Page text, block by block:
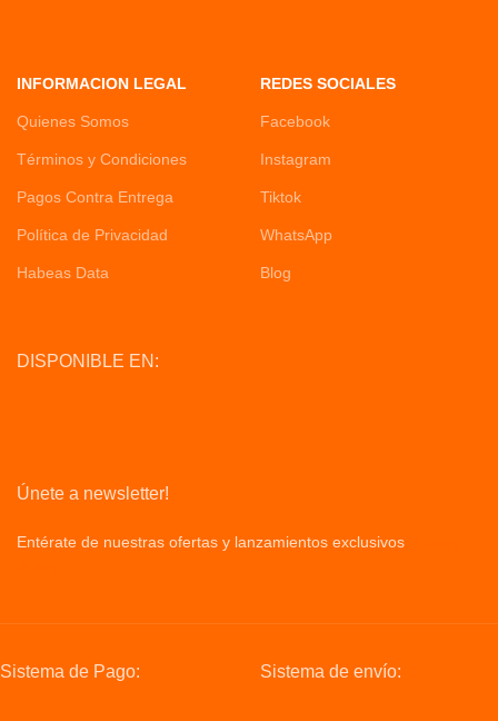
INFORMACION LEGAL
Quienes Somos
Términos y Condiciones
Pagos Contra Entrega
Política de Privacidad
Habeas Data
REDES SOCIALES
Facebook
Instagram
Tiktok
WhatsApp
Blog
DISPONIBLE EN:
Únete a newsletter!
Entérate de nuestras ofertas y lanzamientos exclusivos
Sistema de Pago: Sistema de envío: